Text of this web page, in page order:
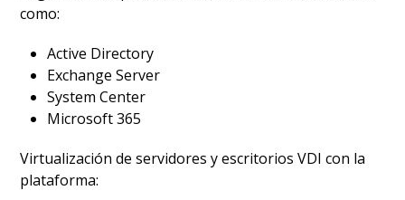
como:
Active Directory
Exchange Server
System Center
Microsoft 365
Virtualización de servidores y escritorios VDI con la
plataforma: